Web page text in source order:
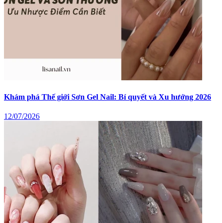
Khám phá Thế giới Sơn Gel Nail: Bí quyết và Xu hướng 2026
12/07/2026